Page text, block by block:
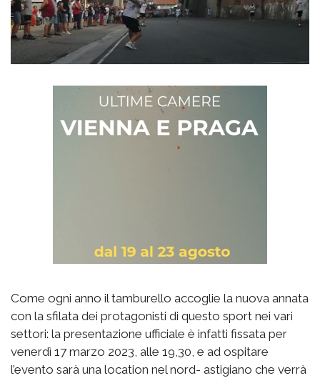
Come ogni anno il tamburello accoglie la nuova annata
con la sfilata dei protagonisti di questo sport nei vari
settori: la presentazione ufficiale è infatti fissata per
venerdì 17 marzo 2023, alle 19,30, e ad ospitare
l’evento sarà una location nel nord- astigiano che verrà